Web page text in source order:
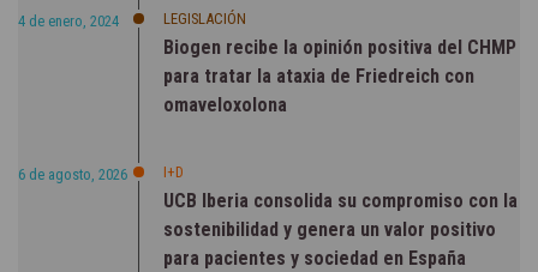
4 de enero, 2024 LEGISLACIÓN
Biogen recibe la opinión positiva del CHMP
para tratar la ataxia de Friedreich con
omaveloxolona
6 de agosto, 2026 I+D
UCB Iberia consolida su compromiso con la
sostenibilidad y genera un valor positivo
para pacientes y sociedad en España